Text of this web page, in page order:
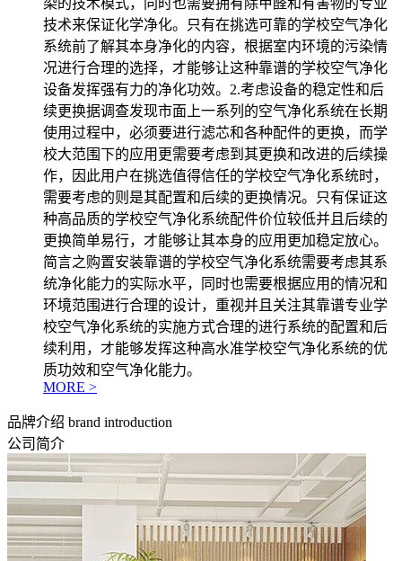
技术来保证化学净化。只有在挑选可靠的学校空气净化
系统前了解其本身净化的内容，根据室内环境的污染情
况进行合理的选择，才能够让这种靠谱的学校空气净化
设备发挥强有力的净化功效。2.考虑设备的稳定性和后
续更换据调查发现市面上一系列的空气净化系统在长期
使用过程中，必须要进行滤芯和各种配件的更换，而学
校大范围下的应用更需要考虑到其更换和改进的后续操
作，因此用户在挑选值得信任的学校空气净化系统时，
需要考虑的则是其配置和后续的更换情况。只有保证这
种高品质的学校空气净化系统配件价位较低并且后续的
更换简单易行，才能够让其本身的应用更加稳定放心。
简言之购置安装靠谱的学校空气净化系统需要考虑其系
统净化能力的实际水平，同时也需要根据应用的情况和
环境范围进行合理的设计，重视并且关注其靠谱专业学
校空气净化系统的实施方式合理的进行系统的配置和后
续利用，才能够发挥这种高水准学校空气净化系统的优
质功效和空气净化能力。
MORE >
品牌介绍 brand introduction
公司简介